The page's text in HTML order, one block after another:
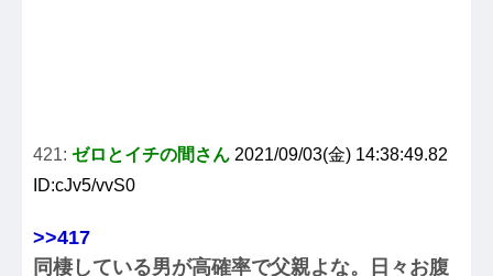
421: ゼロとイチの間さん 2021/09/03(金) 14:38:49.82
ID:cJv5/vvS0
>>417
同棲している男が高確率で父親よな。日々お腹